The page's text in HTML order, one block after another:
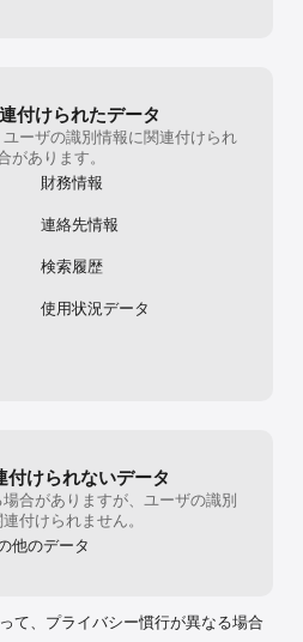
付けられたデータ
ーザの識別情報に関連付けられ
があります。
財務情報
連絡先情報
検索履歴
使用状況データ
付けられないデータ
合がありますが、ユーザの識別
付けられません。
他のデータ
て、プライバシー慣行が異なる場合